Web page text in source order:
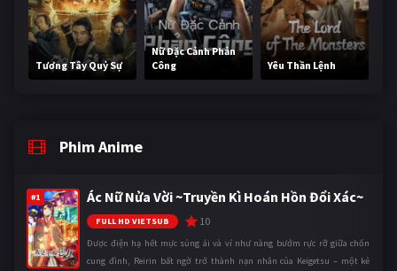
Tương Tây Quỷ Sự
Nữ Đặc Cảnh Phản
Công
Yêu Thần Lệnh
Phim Anime
#1 Ác Nữ Nửa Vời ~Truyền Kì Hoán Hồn Đổi Xác~
FULL HD VIETSUB 10
Được điện hạ hết mực sủng ái và ví như nàng bướm rực rỡ giữa chốn
cung đình, Reirin bất ngờ trở thành nạn nhân của Keigetsu – một kẻ